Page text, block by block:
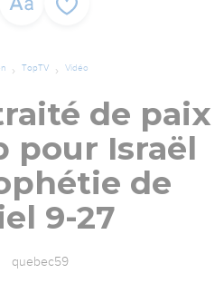
TopTV Vidéo
traité de paix
pour Israël
de
9-27
quebec59